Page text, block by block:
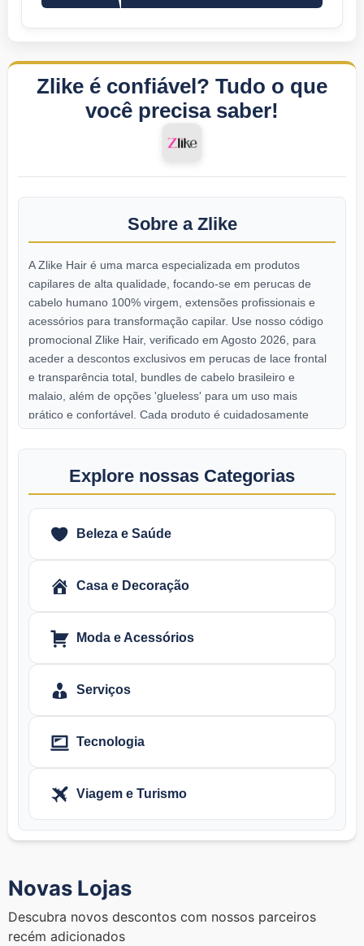
Zlike é confiável? Tudo o que
você precisa saber!
Sobre a Zlike
A Zlike Hair é uma marca especializada em produtos
capilares de alta qualidade, focando-se em perucas de
cabelo humano 100% virgem, extensões profissionais e
acessórios para transformação capilar. Use nosso código
promocional Zlike Hair, verificado em Agosto 2026, para
aceder a descontos exclusivos em perucas de lace frontal
e transparência total, bundles de cabelo brasileiro e
malaio, além de opções 'glueless' para um uso mais
prático e confortável. Cada produto é cuidadosamente
selecionado para garantir naturalidade, durabilidade e
versatilidade, permitindo que você mude de visual
conforme seu estilo. Com uma vasta gama de cores,
texturas e estilos disponíveis, a Zlike Hair oferece
soluções capilares para todos os gostos e necessidades.
A marca destaca-se pela qualidade premium dos
materiais, política de devolução generosa e suporte
especializado, sendo a escolha confiável para quem
busca uma transformação capilar de alto impacto.
Explore nossas Categorias
Beleza e Saúde
Casa e Decoração
Moda e Acessórios
Serviços
Tecnologia
Viagem e Turismo
Novas Lojas
Descubra novos descontos com nossos parceiros
recém adicionados